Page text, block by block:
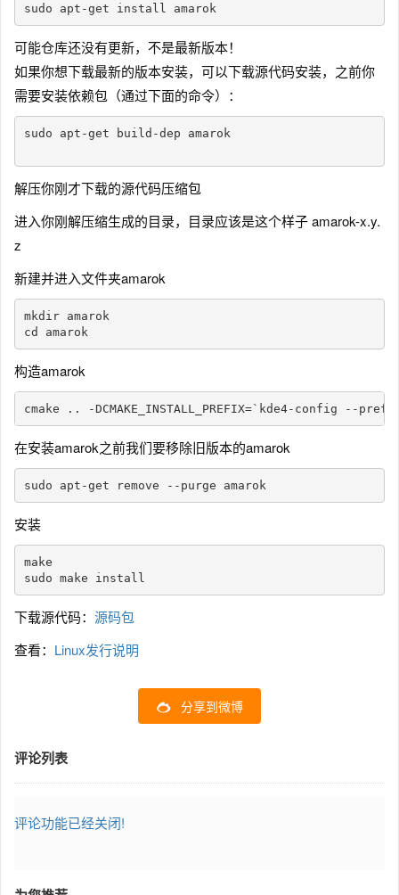
sudo apt-get install amarok
可能仓库还没有更新，不是最新版本！
如果你想下载最新的版本安装，可以下载源代码安装，之前你
需要安装依赖包（通过下面的命令）：
sudo apt-get build-dep amarok
解压你刚才下载的源代码压缩包
进入你刚解压缩生成的目录，目录应该是这个样子 amarok-x.y.
z
新建并进入文件夹amarok
mkdir amarok
cd amarok
构造amarok
cmake .. -DCMAKE_INSTALL_PREFIX=`kde4-config --
在安装amarok之前我们要移除旧版本的amarok
sudo apt-get remove --purge amarok
安装
make
sudo make install
下载源代码： 源码包
查看： Linux发行说明
分享到微博
评论列表
评论功能已经关闭!